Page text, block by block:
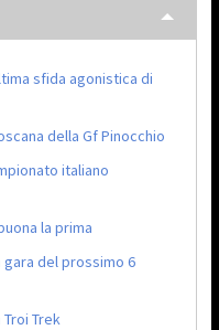
sfida agonistica di
della Gf Pinocchio
italiano
la prima
del prossimo 6
Trek